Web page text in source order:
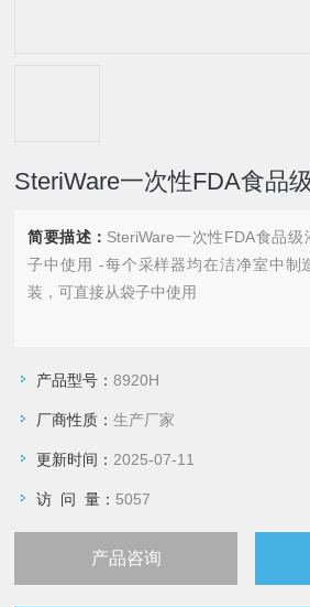
SteriWare一次性FDA食品
简要描述： SteriWare一次性FDA食品
子中使用 -每个采样器均在洁净室中制
装，可直接从袋子中使用
产品型号：8920H
厂商性质：生产厂家
更新时间： 2025-07-11
访 问 量： 5057
产品咨询